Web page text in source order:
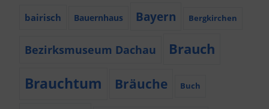
bairisch Bauernhaus Bayern Bergkirchen
Bezirksmuseum Dachau Brauch
Brauchtum Bräuche Buch